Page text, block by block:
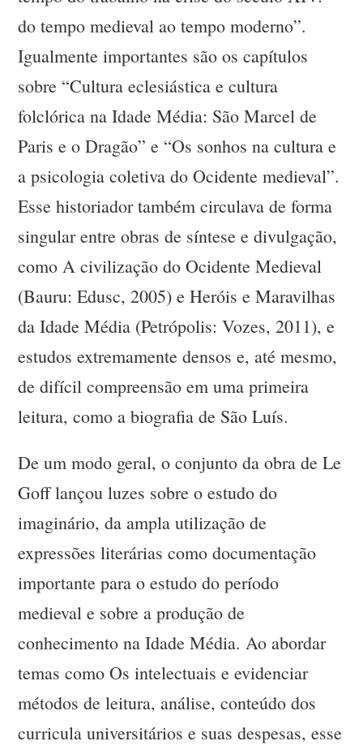
do tempo medieval ao tempo moderno”.
Igualmente importantes são os capítulos
sobre “Cultura eclesiástica e cultura
folclórica na Idade Média: São Marcel de
Paris e o Dragão” e “Os sonhos na cultura e
a psicologia coletiva do Ocidente medieval”.
Esse historiador também circulava de forma
singular entre obras de síntese e divulgação,
como A civilização do Ocidente Medieval
(Bauru: Edusc, 2005) e Heróis e Maravilhas
da Idade Média (Petrópolis: Vozes, 2011), e
estudos extremamente densos e, até mesmo,
de difícil compreensão em uma primeira
leitura, como a biografia de São Luís.
De um modo geral, o conjunto da obra de Le
Goff lançou luzes sobre o estudo do
imaginário, da ampla utilização de
expressões literárias como documentação
importante para o estudo do período
medieval e sobre a produção de
conhecimento na Idade Média. Ao abordar
temas como Os intelectuais e evidenciar
métodos de leitura, análise, conteúdo dos
curricula universitários e suas despesas, esse